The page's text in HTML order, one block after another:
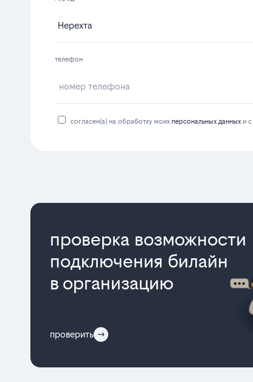
телефон
согласен(а) на обработку моих персональных данных и с
проверка возможности
подключения билайн
в организацию
проверить